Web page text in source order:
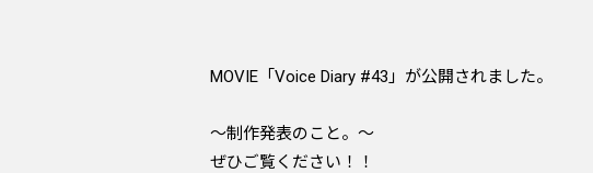
MOVIE「Voice Diary #43」が公開されました。
～制作発表のこと。～
ぜひご覧ください！！